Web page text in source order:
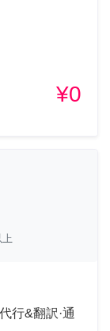
¥0
行&翻訳·通